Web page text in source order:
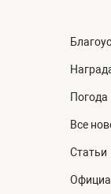
Погода
Все
Статьи